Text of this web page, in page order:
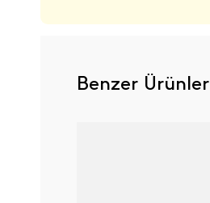
Benzer Ürünler